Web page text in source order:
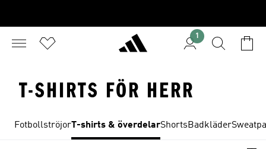
1
T-SHIRTS FÖR HERR
FotbollströjorT-shirts & överdelarShortsBadkläder